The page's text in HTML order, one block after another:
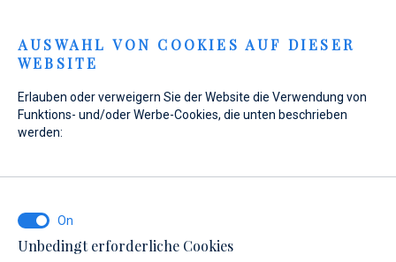
Home Marinas
Marina Baotić
Leistungen
AUSWAHL VON COOKIES AUF DIESER
WEBSITE
Erlauben oder verweigern Sie der Website die Verwendung von
Funktions- und/oder Werbe-Cookies, die unten beschrieben
werden:
Unbedingt erforderliche Cookies